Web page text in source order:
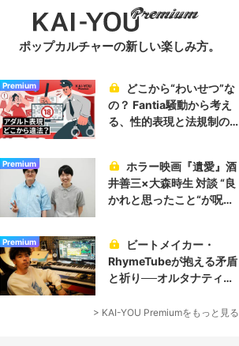
ポップカルチャーの新しい楽しみ方。
Premium
の？ Fantia騒動から考え
る、性的表現と法規制の
Premium
井善三×大森時生 対談 “良
かれと思ったこと“が呪い
Premium
RhymeTubeが抱える矛盾
と祈り──オルタナティブ
ューサー論
> KAI-YOU Premiumをもっと見る